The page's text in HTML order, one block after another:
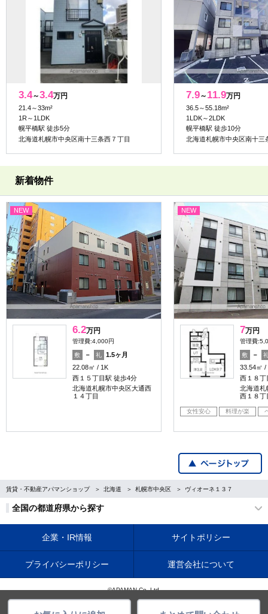
3.4～3.4万円
21.4～33m²
1R～1LDK
幌平橋駅 徒歩5分
北海道札幌市中央区南十三条西７丁目
7.9～ 11.9万円
36.5～55.18m²
1LDK～2LDK
幌平橋駅 徒歩10分
北海道札幌市中央区南十三
新着物件
NEW
6.2万円
管理費:4,000円
敷 － 礼
1.5ヶ月
22.08㎡
1K
西１５丁目駅 徒歩4分
北海道札幌市中央区大通西
１４丁目
NEW
7万円
管理費
敷 －
33.54㎡
西１８丁
北海道札
西１８丁
女性安心 料理が楽
賃貸・不動産アパマンショップ 北海道 札幌市中央区 ヴィオーネ１３７
全国の都道府県から探す
企業・IR情報 サイトポリシー
プライバシーポリシー 運営会社について
©APAMAN Co.,Ltd.